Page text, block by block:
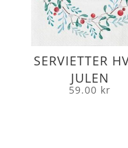
SERVIETTER
JULEN
59.00 kr